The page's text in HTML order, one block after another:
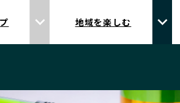
地域を楽しむ